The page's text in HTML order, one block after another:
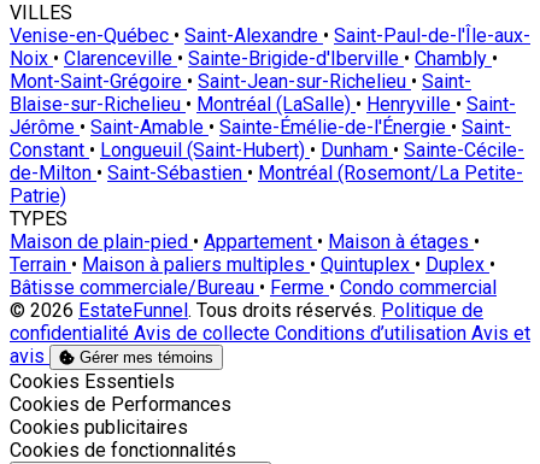
VILLES
Venise-en-Québec • Saint-Alexandre • Saint-Paul-de-l'Île-aux-
Noix • Clarenceville • Sainte-Brigide-d'Iberville • Chambly •
Mont-Saint-Grégoire • Saint-Jean-sur-Richelieu • Saint-
Blaise-sur-Richelieu • Montréal (LaSalle) • Henryville • Saint-
Jérôme • Saint-Amable • Sainte-Émélie-de-l'Énergie • Saint-
Constant • Longueuil (Saint-Hubert) • Dunham • Sainte-Cécile-
de-Milton • Saint-Sébastien • Montréal (Rosemont/La Petite-
Patrie)
TYPES
Maison de plain-pied • Appartement • Maison à étages •
Terrain • Maison à paliers multiples • Quintuplex • Duplex •
Bâtisse commerciale/Bureau • Ferme • Condo commercial
© 2026 EstateFunnel . Tous droits réservés. Politique de
confidentialité Avis de collecte Conditions d’utilisation Avis et
avis
Gérer mes témoins
Activer
Cookies Essentiels
Activer
Cookies de Performances
Activer
Cookies publicitaires
Activer
Cookies de fonctionnalités